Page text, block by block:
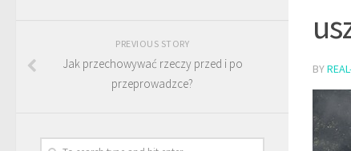
BY
PREVIOUS STORY
Jak przechowywać rzeczy przed i po
przeprowadzce?